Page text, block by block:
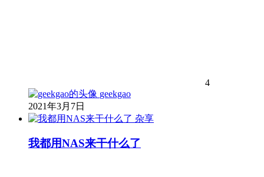
4
geekgao
2021年3月7日
杂享
我都用NAS来干什么了